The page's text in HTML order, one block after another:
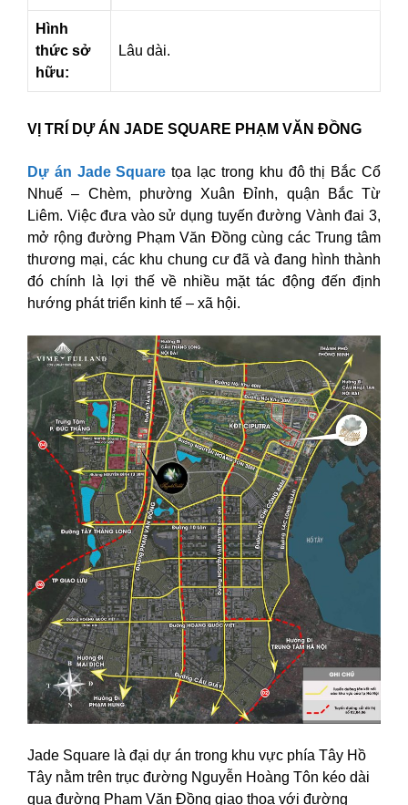
Hình
thức sở
hữu:
Lâu dài.
VỊ TRÍ DỰ ÁN JADE SQUARE PHẠM VĂN ĐỒNG
Dự án Jade Square tọa lạc trong khu đô thị Bắc Cổ
Nhuế – Chèm, phường Xuân Đỉnh, quận Bắc Từ
Liêm. Việc đưa vào sử dụng tuyến đường Vành đai 3,
mở rộng đường Phạm Văn Đồng cùng các Trung tâm
thương mại, các khu chung cư đã và đang hình thành
đó chính là lợi thế về nhiều mặt tác động đến định
hướng phát triển kinh tế – xã hội.
Jade Square là đại dự án trong khu vực phía Tây Hồ
Tây nằm trên trục đường Nguyễn Hoàng Tôn kéo dài
qua đường Phạm Văn Đồng giao thoa với đường